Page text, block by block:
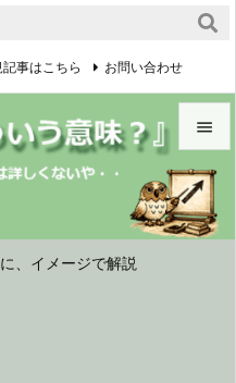
、イメージで解説


メニュ

事はこちら お問い合わせ